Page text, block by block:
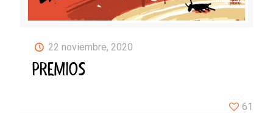
22 noviembre, 2020
PREMIOS
61